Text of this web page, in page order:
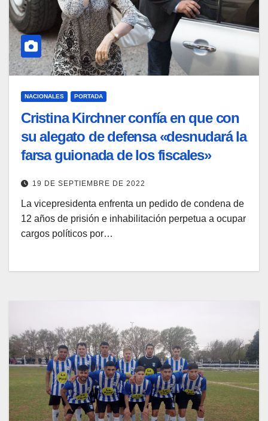
NACIONALES PORTADA
Cristina Kirchner confía en que con
su alegato de defensa «desnudará la
farsa guionada de los fiscales»
19 DE SEPTIEMBRE DE 2022
La vicepresidenta enfrenta un pedido de condena de
12 años de prisión e inhabilitación perpetua a ocupar
cargos políticos por…